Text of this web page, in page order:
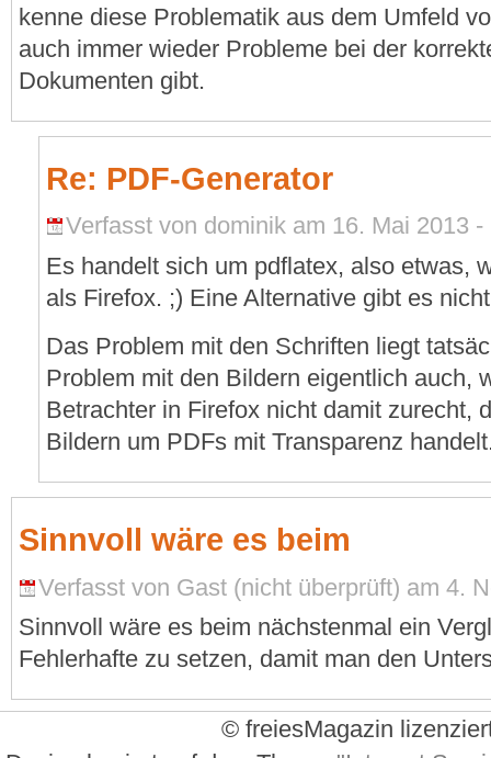
kenne diese Problematik aus dem Umfeld
auch immer wieder Probleme bei der
Dokumenten gibt.
Re: PDF-Generator
Verfasst von dominik am 16. Mai 2013 -
Es handelt sich um pdflatex, also etwas,
als Firefox. ;) Eine Alternative gibt es
Das Problem mit den Schriften liegt
Problem mit den Bildern eigentlich auch,
Betrachter in Firefox nicht damit zurecht,
Bildern um PDFs mit Transparenz
Sinnvoll wäre es beim
Verfasst von Gast (nicht überprüft) am 4.
Sinnvoll wäre es beim nächstenmal ein
Fehlerhafte zu setzen, damit man den
© freiesMagazin